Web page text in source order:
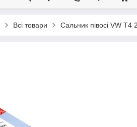
Всі товари Сальник півосі VW